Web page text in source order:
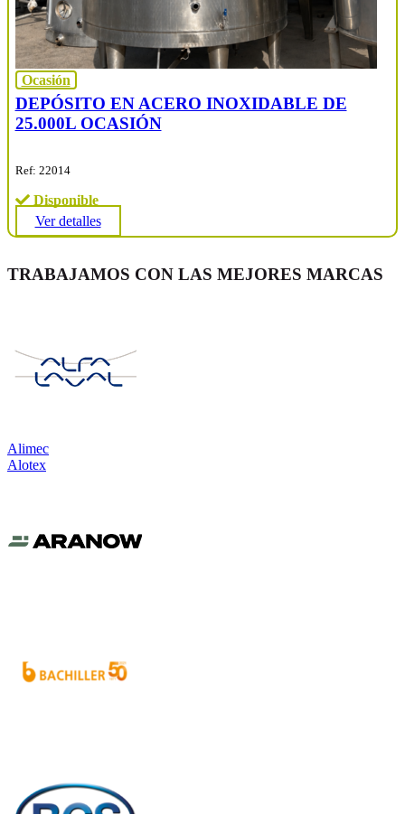
Ocasión
DEPÓSITO EN ACERO INOXIDABLE DE
25.000L OCASIÓN
Ref: 22014
Disponible
Ver detalles
TRABAJAMOS CON LAS MEJORES MARCAS
Alimec
Alotex